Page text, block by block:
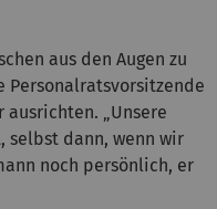
aus den Augen zu
„Unsere
selbst dann, wenn wir
noch persönlich, er